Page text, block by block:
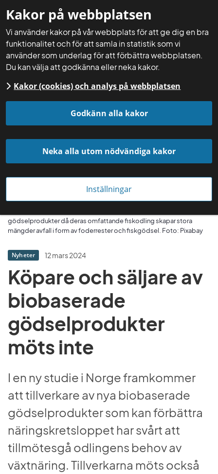
Kakor på webbplatsen
Vi använder kakor på vår webbplats för att ge dig en bra
funktionalitet och för att samla in statistik som vi
använder som underlag för att förbättra webbplatsen.
Du kan välja att godkänna eller neka kakor.
Kakor (cookies) och analys på webbplatsen
Godkänn alla kakor
Neka alla utom nödvändiga kakor
Inställningar
Mina sidor
Startsida Aktuellt Nyheter
gödselprodukter då deras omfattande fiskodling skapar stora
mängder avfall i form av foderrester och fiskgödsel. Foto: Pixabay
Nyheter 12 mars 2024
Köpare och säljare av
biobaserade
gödselprodukter
möts inte
I en ny studie i Norge framkommer
att tillverkare av nya biobaserade
gödselprodukter som kan förbättra
näringskretsloppet har svårt att
tillmötesgå odlingens behov av
växtnäring. Tillverkarna möts också